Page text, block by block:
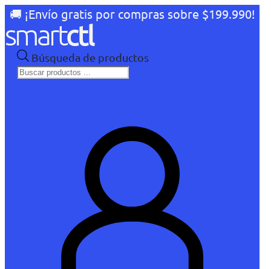
🚚 ¡Envío gratis por compras sobre $199.990!
Búsqueda de productos